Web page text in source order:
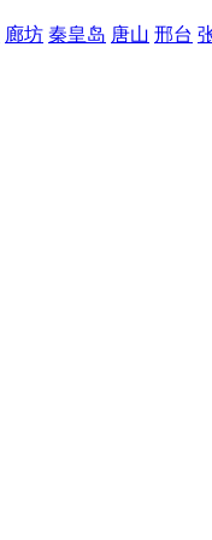
廊坊 秦皇岛 唐山 邢台